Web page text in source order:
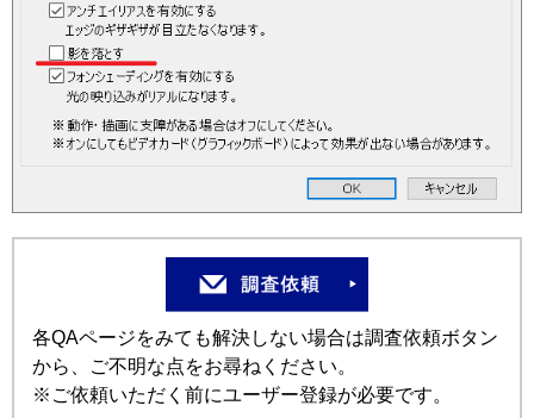
各QAページをみても解決しない場合は調査依頼ボタン
から、ご不明な点をお尋ねください。
※ご依頼いただく前にユーザー登録が必要です。